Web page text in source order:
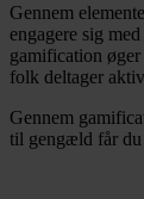
Gennem
engagere sig
gamification
folk deltager
Gennem
til gengæld får du